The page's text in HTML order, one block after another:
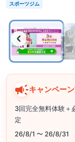
スポーツジム
キャンペー
3回完全無料体験＋
定
26/8/1 〜 26/8/31